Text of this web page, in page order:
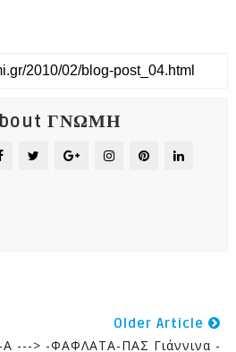
ΓΝΩΜΗ
Older Article
---> -ΦΑΦΛΑΤΑ-ΠΑΣ Γιάννινα -